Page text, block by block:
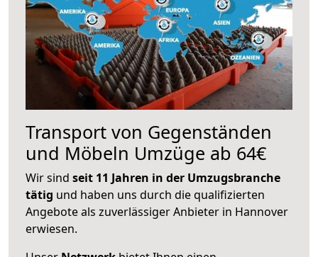
Transport von Gegenständen
und Möbeln Umzüge ab 64€
Wir sind seit 11 Jahren in der Umzugsbranche
tätig und haben uns durch die qualifizierten
Angebote als zuverlässiger Anbieter in Hannover
erwiesen.